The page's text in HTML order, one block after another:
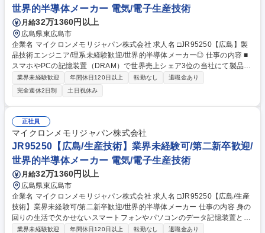
世界的半導体メーカー 電気/電子生産技術
月給32万1360円以上
広島県東広島市
企業名 マイクロンメモリジャパン株式会社 求人名 □JR95250【広島】製
品技術エンジニア/理系未経験歓迎/世界的半導体メーカー◎ 仕事の内容 ■
スマホやPCの記憶装置（DRAM）で世界売上シェア3位の当社にて製品技
術エンジニア業務をお任せ。製造データをもとに不良解析や改善を行い、
最先端メモリの良品率向上と量産安定化を推進します。 【詳細】製品技術
エンジニア：製品プロセスの構築・改善を担当。不良・スペック外発生の
原因分析、プロセス改善を行います。半導体デバイス構造の見地から、生
産プロセスの最適化を行います。 【魅力】半導体メモリは、今後のIT社会
の発展には欠かせず、自身の仕事を通じて世の中の発展に貢献することが
できるやりがいがございます。 募集職種 □JR95250【広島】製品技術エ
ンジニア/理系未経験歓迎/世界的半導体メーカー◎
業界未経験歓迎 年間休日120日以上 転勤なし
退職金あり
完全週休2日制
土日祝休み
正社員
マイクロンメモリジャパン株式会社
JR95250【広島/生産技術】業界未経験可/第二新卒歓迎/
世界的半導体メーカー 電気/電子生産技術
月給32万1360円以上
広島県東広島市
企業名 マイクロンメモリジャパン株式会社 求人名 □JR95250【広島/生産
技術】業界未経験可/第二新卒歓迎/世界的半導体メーカー 仕事の内容 身の
回りの生活で欠かせないスマートフォンやパソコンのデータ記憶装置とし
て使用される半導体メモリ（DRAM）の世界売上シェア3位の当社にて、
業界未経験歓迎 年間休日120日以上 転勤なし
退職金あり